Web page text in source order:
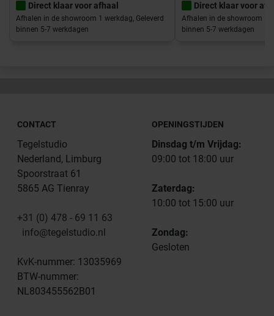
Direct klaar voor afhaal
Afhalen in de showroom 1 werkdag, Geleverd
binnen 5-7 werkdagen
Direct klaar voor
Afhalen in de showroom 1
binnen 5-7 werkdagen
CONTACT
Tegelstudio
Nederland, Limburg
Spoorstraat 61
5865 AG Tienray
+31 (0) 478 - 69 11 63
info@tegelstudio.nl
KvK-nummer: 13035969
BTW-nummer:
NL803455562B01
OPENINGSTIJDEN
Dinsdag t/m Vrijdag:
09:00 tot 18:00 uur
Zaterdag:
10:00 tot 15:00 uur
Zondag:
Gesloten